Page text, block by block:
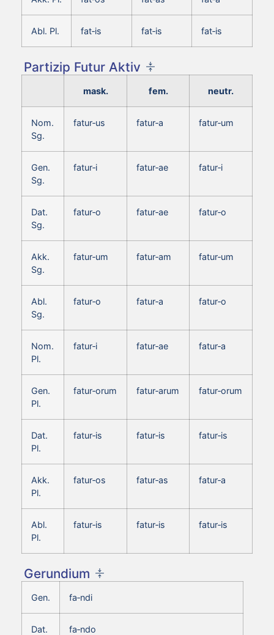
Abl. Pl. fat‑is fat‑is fat‑is
Partizip Futur Aktiv
mask. fem. neutr.
Nom.
Sg.
fatur‑us fatur‑a fatur‑um
Gen.
Sg.
fatur‑i fatur‑ae fatur‑i
Dat.
Sg.
fatur‑o fatur‑ae fatur‑o
Akk.
Sg.
fatur‑um fatur‑am fatur‑um
Abl.
Sg.
fatur‑o fatur‑a fatur‑o
Nom.
Pl.
fatur‑i fatur‑ae fatur‑a
Gen.
Pl.
fatur‑orum fatur‑arum fatur‑orum
Dat.
Pl.
fatur‑is fatur‑is fatur‑is
Akk.
Pl.
fatur‑os fatur‑as fatur‑a
Abl.
Pl.
fatur‑is fatur‑is fatur‑is
Gerundium
Gen. fa‑ndi
Dat. fa‑ndo